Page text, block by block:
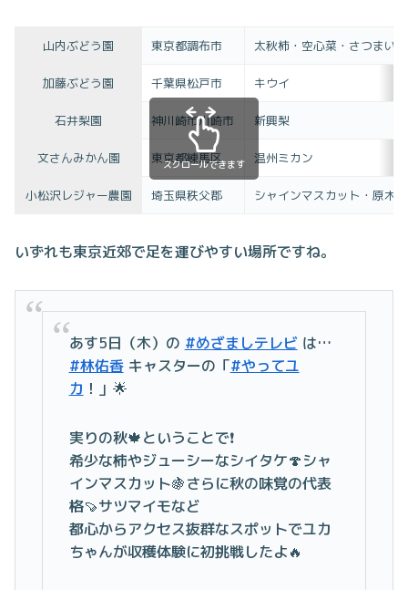
山内ぶどう園 東京都調布市 太秋柿・空心菜・さつまいも
加藤ぶどう園 千葉県松戸市 キウイ
石井梨園 神川崎市川崎市 新興梨
文さんみかん園 東京都練馬区 温州ミカン
小松沢レジャー農園 埼玉県秩父郡 シャインマスカット・原木
スクロールできます
いずれも東京近郊で足を運びやすい場所ですね。
あす5日（木）の #めざましテレビは…
#林佑香キャスターの「#やってユ
カ ！」🌟
実りの秋🍁ということで❗
希少な柿やジューシーなシイタケ🍄シャ
インマスカット🍇さらに秋の味覚の代表
格🍠サツマイモなど
都心からアクセス抜群なスポットでユカ
ちゃんが収穫体験に初挑戦したよ🔥